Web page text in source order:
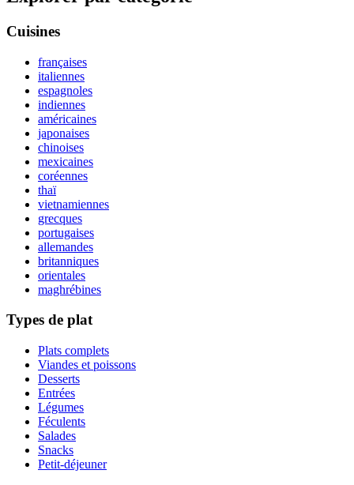
Cuisines
françaises
italiennes
espagnoles
indiennes
américaines
japonaises
chinoises
mexicaines
coréennes
thaï
vietnamiennes
grecques
portugaises
allemandes
britanniques
orientales
maghrébines
Types de plat
Plats complets
Viandes et poissons
Desserts
Entrées
Légumes
Féculents
Salades
Snacks
Petit-déjeuner